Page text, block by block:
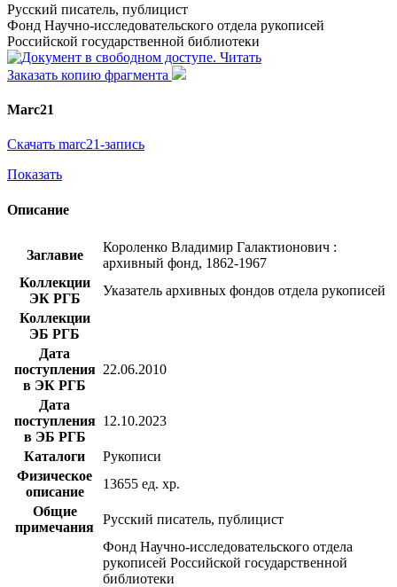
Русский писатель, публицист
Фонд Научно-исследовательского отдела рукописей
Российской государственной библиотеки
Читать
Заказать копию фрагмента
Marc21
Скачать marc21-запись
Показать
Описание
Заглавие
Короленко Владимир Галактионович :
архивный фонд, 1862-1967
Коллекции
ЭК РГБ
Указатель архивных фондов отдела рукописей
Коллекции
ЭБ РГБ
Дата
поступления
в ЭК РГБ
22.06.2010
Дата
поступления
в ЭБ РГБ
12.10.2023
Каталоги
Рукописи
Физическое
описание
13655 ед. хр.
Общие
примечания
Русский писатель, публицист
Фонд Научно-исследовательского отдела
рукописей Российской государственной
библиотеки